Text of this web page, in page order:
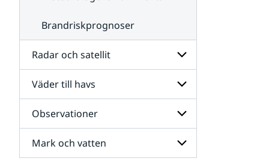
Brandriskprognoser
Radar och satellit
Undersidor
för
Radar
och
satellit
Väder till havs
Undersidor
för
Väder
till
havs
Observationer
Undersidor
för
Mark och vatten